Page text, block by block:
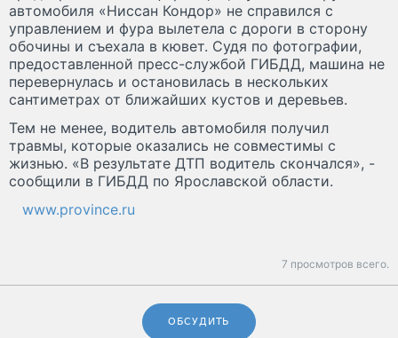
автомобиля «Ниссан Кондор» не справился с
управлением и фура вылетела с дороги в сторону
обочины и съехала в кювет. Судя по фотографии,
предоставленной пресс-службой ГИБДД, машина не
перевернулась и остановилась в нескольких
сантиметрах от ближайших кустов и деревьев.
Тем не менее, водитель автомобиля получил
травмы, которые оказались не совместимы с
жизнью. «В результате ДТП водитель скончался», -
сообщили в ГИБДД по Ярославской области.
www.province.ru
7 просмотров всего.
ОБСУДИТЬ